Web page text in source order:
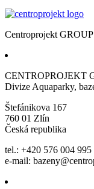
Centroprojekt GROUP
CENTROPROJEKT
Divize Aquaparky,
Štefánikova 167
760 01 Zlín
Česká republika
tel.: +420 576 004 995
e-mail: